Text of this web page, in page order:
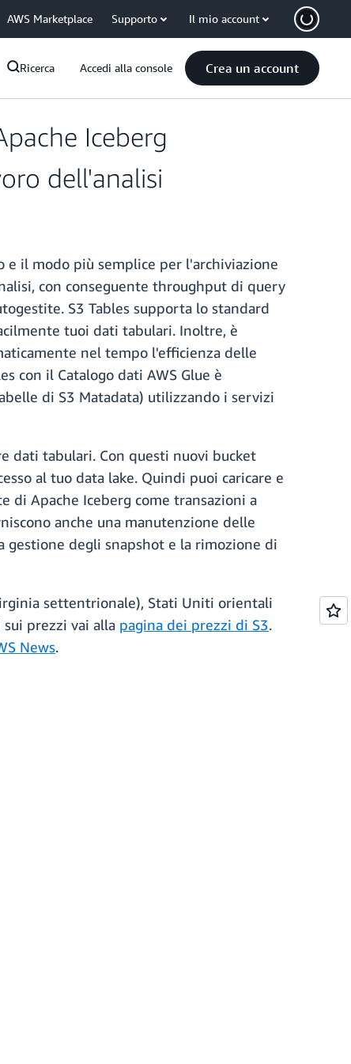
AWS Marketplace Supporto Il mio account
Ricerca Accedi alla console Crea un account
Iceberg
dell'analisi
il modo più semplice per l'archiviazione
con conseguente throughput di query
S3 Tables supporta lo standard
tuoi dati tabulari. Inoltre, è
nel tempo l'efficienza delle
con il Catalogo dati AWS Glue è
di S3 Matadata) utilizzando i servizi
dati tabulari. Con questi nuovi bucket
al tuo data lake. Quindi puoi caricare e
di Apache Iceberg come transazioni a
anche una manutenzione delle
gestione degli snapshot e la rimozione di
settentrionale), Stati Uniti orientali
prezzi vai alla pagina dei prezzi di S3.
News.